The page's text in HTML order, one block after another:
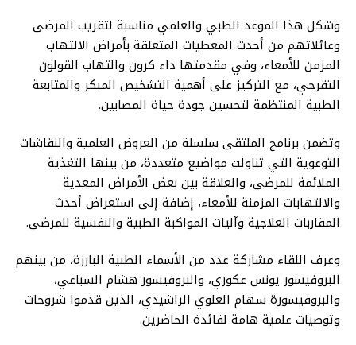
وشكل هذا الموعد الطبي والعلمي مناسبة لتقريب المرضى
وعائلاتهم من أحدث المعطيات المتعلقة بأمراض الالتهاب
المزمن للأمعاء، وفي مقدمتها داء كرون والتهاب القولون
التقرحي، مع التركيز على أهمية التشخيص المبكر والمتابعة
الطبية المنتظمة لتحسين جودة حياة المصابين.
وتضمن برنامج الملتقى سلسلة من العروض العلمية والنقاشات
التوعوية التي تناولت مواضيع متعددة، من بينها التغذية
الملائمة للمرضى، والعلاقة بين بعض الأمراض المعدية
والالتهابات المزمنة للأمعاء، إضافة إلى استعراض أحدث
المقاربات العلاجية وآليات المواكبة الطبية والنفسية للمرضى.
وعرف اللقاء مشاركة عدد من الأسماء الطبية البارزة، من بينهم
البروفيسور يونس عكوري، والبروفيسور هشام السباعي،
والبروفيسورة سهام العلوي الراشيدي، الذين قدموا شروحات
وتوصيات علمية هامة لفائدة الحاضرين.